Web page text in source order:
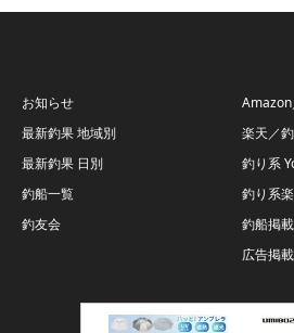
お知らせ
最新釣果 地域別
最新釣果 日別
釣船一覧
釣友会
楽天／
釣り系
釣り系
釣船掲
広告掲